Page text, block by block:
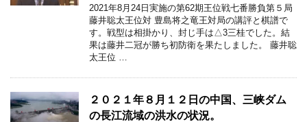
2021年8月24日実施の第62期王位戦七番勝負第５局
藤井聡太王位対 豊島将之竜王対局の講評と棋譜で
す。戦型は相掛かり、封じ手は△3三桂でした。結
果は藤井二冠が勝ち初防衛を果たしました。 藤井聡
太王位 …
２０２１年８月１２日の中国、三峡ダム
の長江流域の洪水の状況。